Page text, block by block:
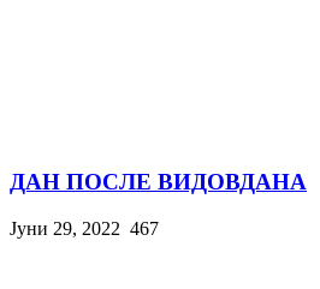
ДАН ПОСЛЕ ВИДОВДАНА
Јуни 29, 2022 467